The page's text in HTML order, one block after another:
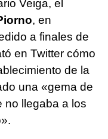
Veiga, el
, en
a finales de
en Twitter cómo
de la
una «gema de
no llegaba a los